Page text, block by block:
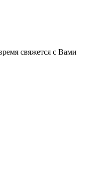
свяжется с Вами